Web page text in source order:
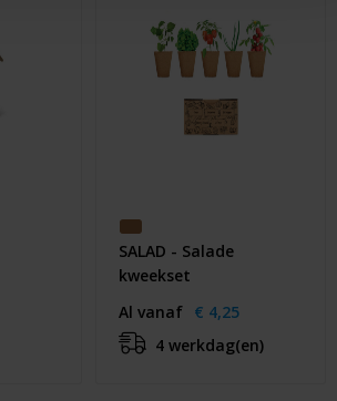
SALAD - Salade
kweekset
Al vanaf € 4,25
4 werkdag(en)